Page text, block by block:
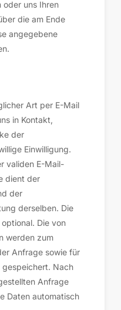
oder uns Ihren
die am Ende
angegebene
Art per E-Mail
in Kontakt,
der
Einwilligung.
validen E-Mail-
dient der
der
derselben. Die
Die von
werden zum
Anfrage sowie für
gespeichert. Nach
Anfrage
Daten automatisch